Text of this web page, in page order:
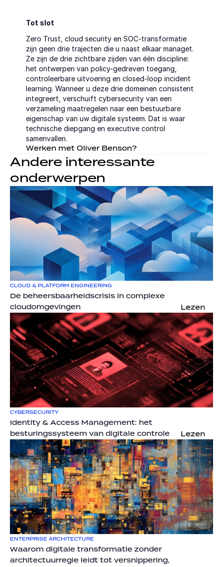
Tot slot
Zero Trust, cloud security en SOC-transformatie
zijn geen drie trajecten die u naast elkaar managet.
Ze zijn de drie zichtbare zijden van één discipline:
het ontwerpen van policy-gedreven toegang,
controleerbare uitvoering en closed-loop incident
learning. Wanneer u deze drie domeinen consistent
integreert, verschuift cybersecurity van een
verzameling maatregelen naar een bestuurbare
eigenschap van uw digitale systeem. Dat is waar
technische diepgang en executive control
samenvallen.
Werken met Oliver Benson?
Andere interessante
onderwerpen
CLOUD & PLATFORM ENGINEERING
De beheersbaarheidscrisis in complexe
cloudomgevingen
Lezen
CYBERSECURITY
Identity & Access Management: het
besturingssysteem van digitale controle
Lezen
ENTERPRISE ARCHITECTURE
Waarom digitale transformatie zonder
architectuurregie leidt tot versnippering,